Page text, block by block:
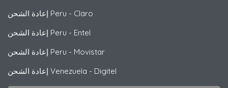
إعادة الشحن Peru - Claro
إعادة الشحن Peru - Entel
إعادة الشحن Peru - Movistar
إعادة الشحن Venezuela - Digitel